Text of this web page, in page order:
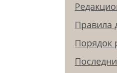
Правила
Порядок